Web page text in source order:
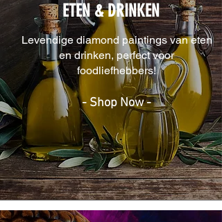
ETEN & DRINKEN
Levendige diamond paintings van eten
en drinken, perfect voor
foodliefhebbers!
- Shop Now -